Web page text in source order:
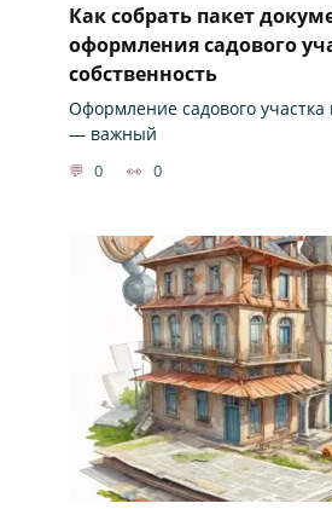
Как собрать пакет
оформления садового
собственность
Оформление садового участка
— важный
0 0